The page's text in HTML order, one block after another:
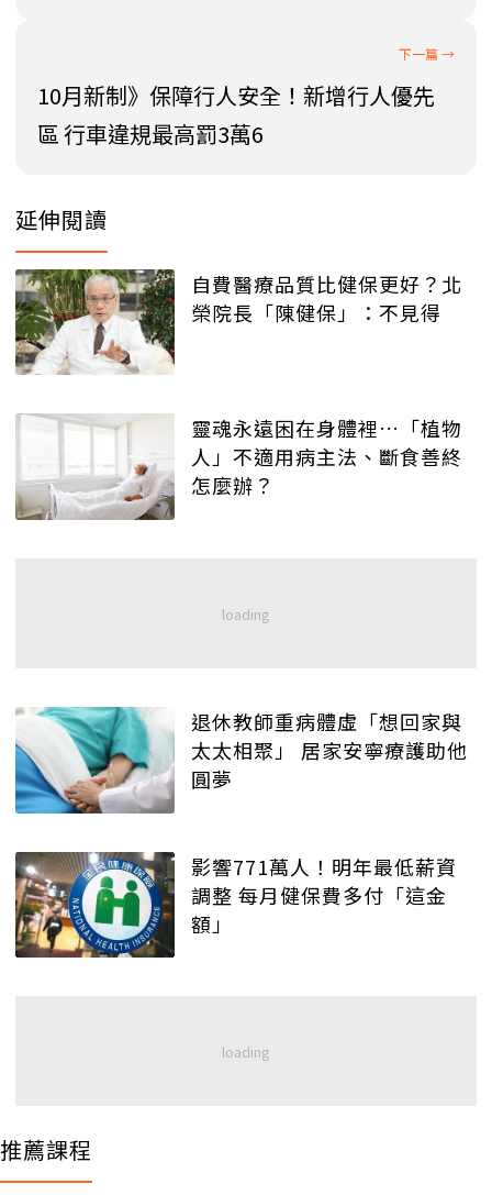
10月新制》保障行人安全！新增行人優先
區 行車違規最高罰3萬6
延伸閱讀
自費醫療品質比健保更好？北
榮院長「陳健保」：不見得
靈魂永遠困在身體裡…「植物
人」不適用病主法、斷食善終
怎麼辦？
退休教師重病體虛「想回家與
太太相聚」 居家安寧療護助他
圓夢
影響771萬人！明年最低薪資
調整 每月健保費多付「這金
額」
推薦課程